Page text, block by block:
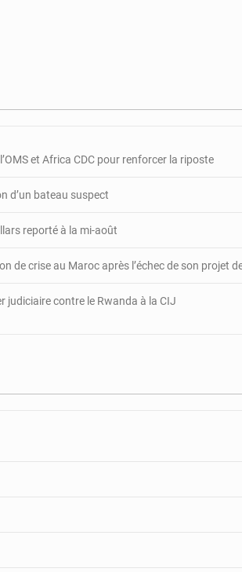
3R
et Africa CDC pour renforcer la riposte
d’un bateau suspect
reporté à la mi-août
de crise au Maroc après l’échec de son projet
judiciaire contre le Rwanda à la CIJ